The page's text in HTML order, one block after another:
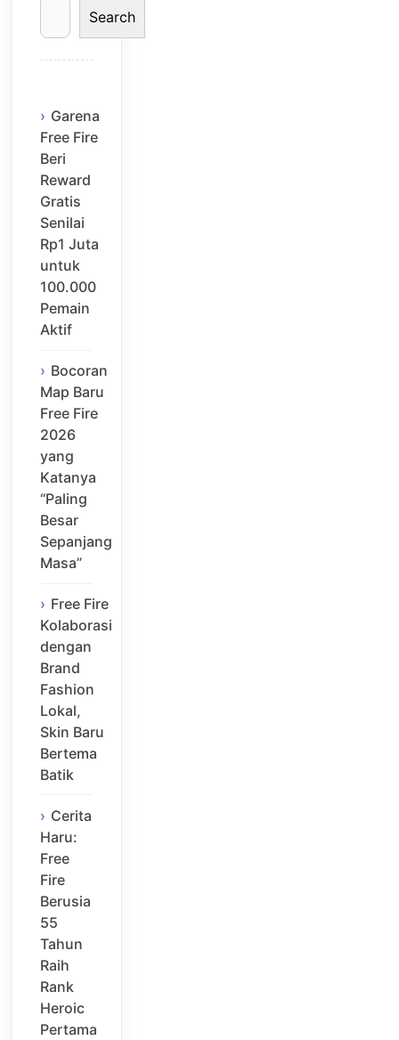
Search
Garena
Free Fire
Beri
Reward
Gratis
Senilai
Rp1 Juta
untuk
100.000
Pemain
Aktif
Bocoran
Map Baru
Free Fire
2026
yang
Katanya
“Paling
Besar
Sepanjang
Masa”
Free Fire
Kolaborasi
dengan
Brand
Fashion
Lokal,
Skin Baru
Bertema
Batik
Cerita
Haru:
Free
Fire
Berusia
55
Tahun
Raih
Rank
Heroic
Pertama